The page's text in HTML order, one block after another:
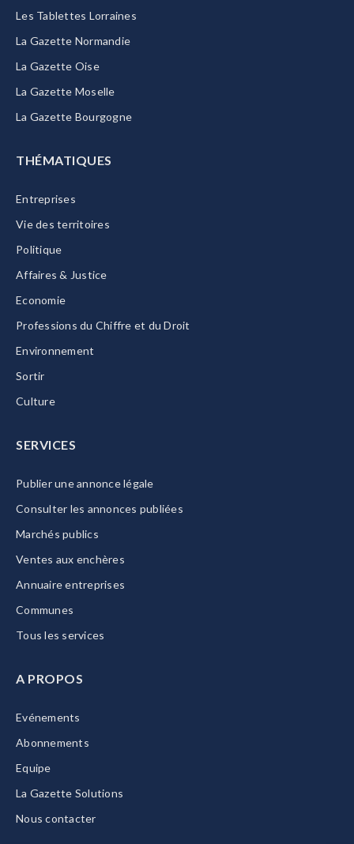
Les Tablettes Lorraines
La Gazette Normandie
La Gazette Oise
La Gazette Moselle
La Gazette Bourgogne
THÉMATIQUES
Entreprises
Vie des territoires
Politique
Affaires & Justice
Economie
Professions du Chiffre et du Droit
Environnement
Sortir
Culture
SERVICES
Publier une annonce légale
Consulter les annonces publiées
Marchés publics
Ventes aux enchères
Annuaire entreprises
Communes
Tous les services
A PROPOS
Evénements
Abonnements
Equipe
La Gazette Solutions
Nous contacter